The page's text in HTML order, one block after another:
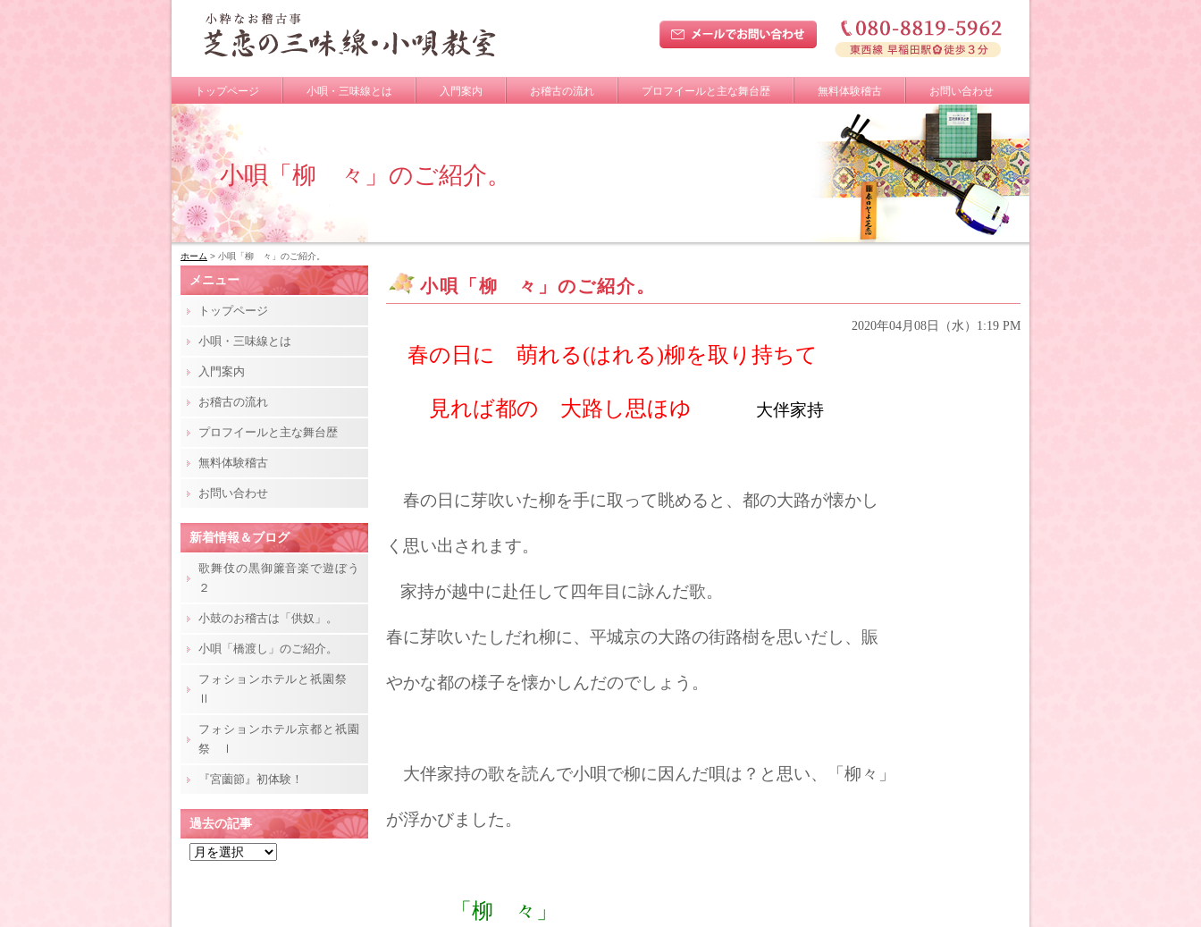
トップページ 小唄・三味線とは 入門案内 お稽古の流れ プロフイールと主な舞台歴 無料体験稽古 お問い合わせ
小唄「柳 々」のご紹介。
ホーム > 小唄「柳 々」のご紹介。
小唄「柳 々」のご紹介。
2020年04月08日（水）1:19 PM
春の日に 萌れる(はれる)柳を取り持ちて
見れば都の 大路し思ほゆ 大伴家持
春の日に芽吹いた柳を手に取って眺めると、都の大路が懐かし
く思い出されます。
家持が越中に赴任して四年目に詠んだ歌。
春に芽吹いたしだれ柳に、平城京の大路の街路樹を思いだし、賑
やかな都の様子を懐かしんだのでしょう。
大伴家持の歌を読んで小唄で柳に因んだ唄は？と思い、「柳々」
が浮かびました。
「柳 々」
メニュー
トップページ
小唄・三味線とは
入門案内
お稽古の流れ
プロフイールと主な舞台歴
無料体験稽古
お問い合わせ
新着情報＆ブログ
歌舞伎の黒御簾音楽で遊ぼう
２
小鼓のお稽古は「供奴」。
小唄「橋渡し」のご紹介。
フォションホテルと祇園祭
Ⅱ
フォションホテル京都と祇園
祭 Ⅰ
『宮薗節』初体験！
過去の記事